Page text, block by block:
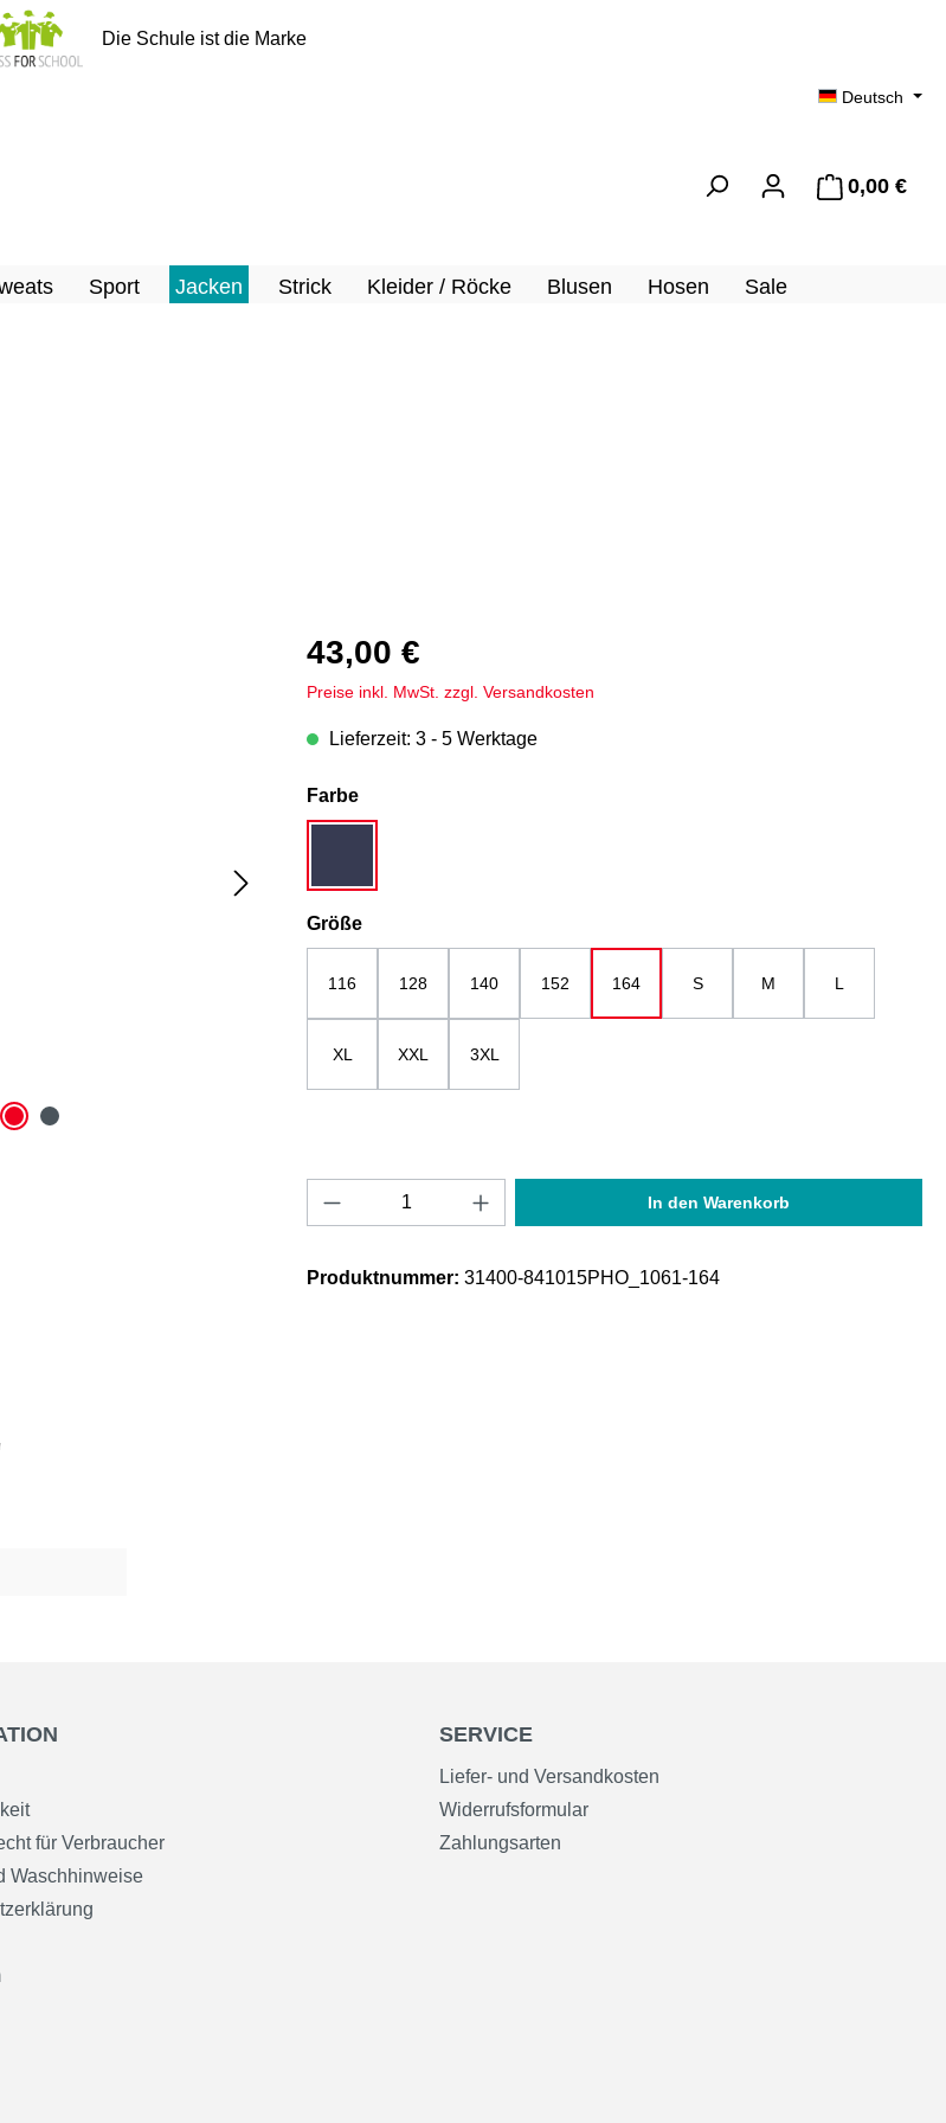
Die Schule ist die Marke
Deutsch
0,00 €
Sport Jacken Strick Kleider / Röcke Blusen Hosen Sale
43,00 €
Preise inkl. MwSt. zzgl. Versandkosten
Lieferzeit: 3 - 5 Werktage
Farbeauswählen
Größeauswählen
116 128 140 152 164 S M L
XL XXL 3XL
Produkt Anzahl: Gib den gewünschten Wert ein
In den Warenkorb
Produktnummer: 31400-841015PHO_1061-164
für Verbraucher
Waschhinweise
SERVICE
Liefer- und Versandkosten
Widerrufsformular
Zahlungsarten